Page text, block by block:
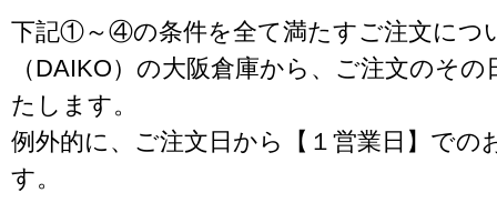
下記①～④の条件を全て満たすご注文につ
（DAIKO）の大阪倉庫から、ご注文のそ
たします。
例外的に、ご注文日から【１営業日】での
す。